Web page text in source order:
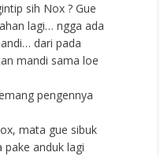
sih Nox ? Gue
lagi… ngga ada
dari pada
mandi sama loe
pengennya
mata gue sibuk
anduk lagi